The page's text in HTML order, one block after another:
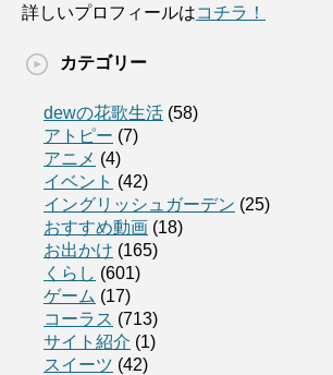
詳しいプロフィールはコチラ！
カテゴリー
dewの花歌生活 (58)
アトピー (7)
アニメ (4)
イベント (42)
イングリッシュガーデン (25)
おすすめ動画 (18)
お出かけ (165)
くらし (601)
ゲーム (17)
コーラス (713)
サイト紹介 (1)
スイーツ (42)